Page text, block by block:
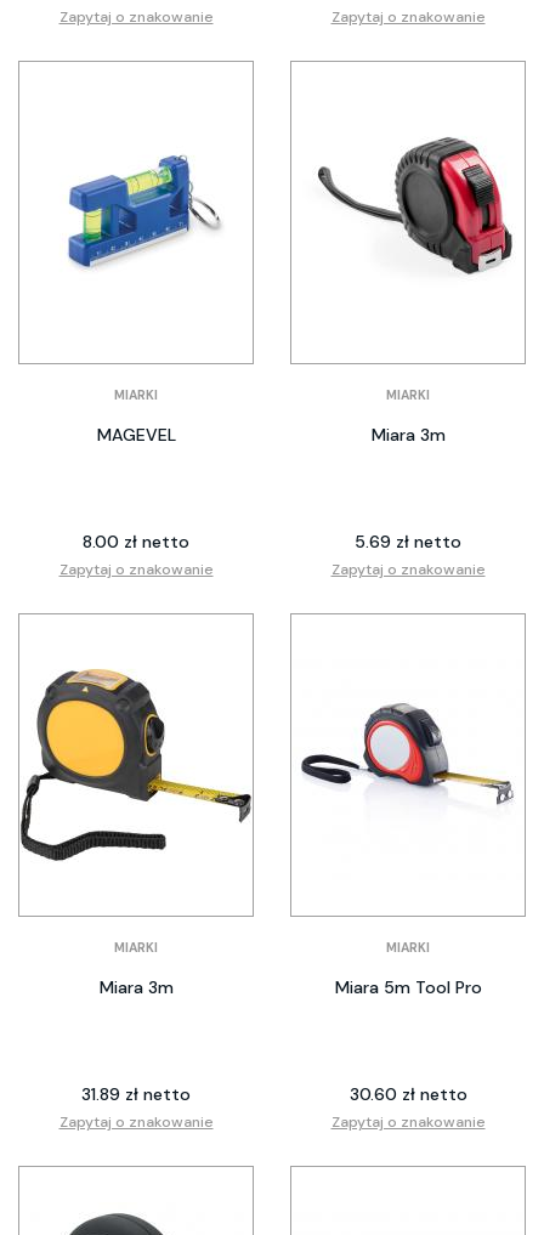
Zapytaj o znakowanie Zapytaj o znakowanie
MIARKI
MAGEVEL
8.00 zł netto
Zapytaj o znakowanie
MIARKI
Miara 3m
5.69 zł netto
Zapytaj o znakowanie
MIARKI
Miara 3m
31.89 zł netto
Zapytaj o znakowanie
MIARKI
Miara 5m Tool Pro
30.60 zł netto
Zapytaj o znakowanie